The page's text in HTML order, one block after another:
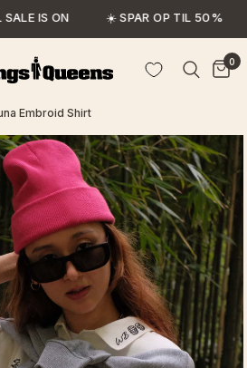
IS ON ☀️ SPAR OP TIL 50%
0
Embroid Shirt